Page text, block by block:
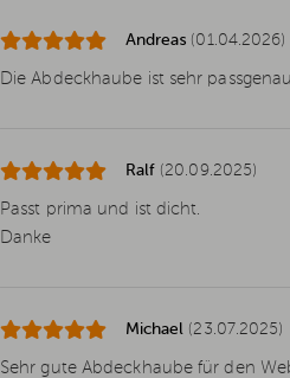
Andreas (01.04.2026)
Die Abdeckhaube ist sehr
Ralf (20.09.2025)
Passt prima und ist dicht.
Danke
Michael (23.07.2025)
Sehr gute Abdeckhaube für den